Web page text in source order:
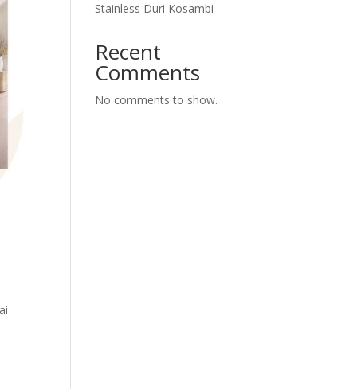
Stainless Duri Kosambi
Recent
Comments
No comments to show.